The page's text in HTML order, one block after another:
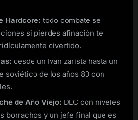
Hardcore: todo combate se
si pierdes afinación te
divertido.
desde un Ivan zarista hasta un
soviético de los años 80 con
de Año Viejo: DLC con niveles
borrachos y un jefe final que es